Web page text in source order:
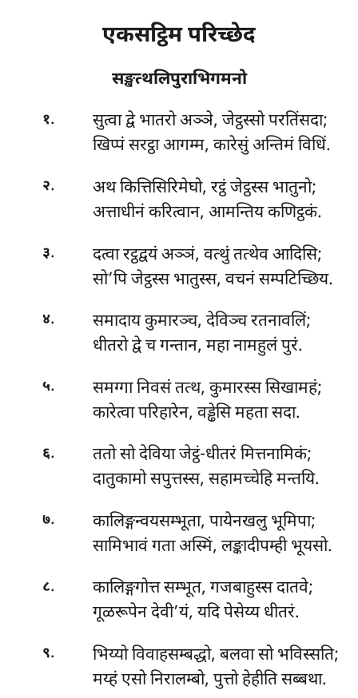
एकसट्ठिम परिच्छेद
सङ्खत्थलिपुराभिगमनो
१.
सुत्वा द्वे भातरो अञ्ञे, जेट्ठस्सो परतिंसदा;
खिप्पं सरट्ठा आगम्म, कारेसुं अन्तिमं विधिं.
२.
अथ कित्तिसिरिमेघो, रट्ठं जेट्ठस्स भातुनो;
अत्ताधीनं करित्वान, आमन्तिय कणिट्ठकं.
३.
दत्वा रट्ठद्वयं अञ्ञं, वत्थुं तत्थेव आदिसि;
सो’पि जेट्ठस्स भातुस्स, वचनं सम्पटिच्छिय.
४.
समादाय कुमारञ्च, देविञ्च रतनावलिं;
धीतरो द्वे च गन्तान, महा नामहुलं पुरं.
५.
समग्गा निवसं तत्थ, कुमारस्स सिखामहं;
कारेत्वा परिहारेन, वड्ढेसि महता सदा.
६.
ततो सो देविया जेट्ठं-धीतरं मित्तनामिकं;
दातुकामो सपुत्तस्स, सहामच्चेहि मन्तयि.
७.
कालिङ्गन्वयसम्भूता, पायेनखलु भूमिपा;
सामिभावं गता अस्मिं, लङ्कादीपम्ही भूयसो.
८.
कालिङ्गगोत्त सम्भूत, गजबाहुस्स दातवे;
गूळरूपेन देवी’यं, यदि पेसेय्य धीतरं.
९. भिय्योविवाहसम्बद्धो, बलवा सो भविस्सति;
मय्हं एसो निरालम्बो, पुत्तो हेहीति सब्बथा.